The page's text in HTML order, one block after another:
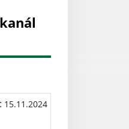
15.11.2024